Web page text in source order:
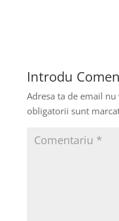
Introdu
Adresa ta de email
obligatorii sunt